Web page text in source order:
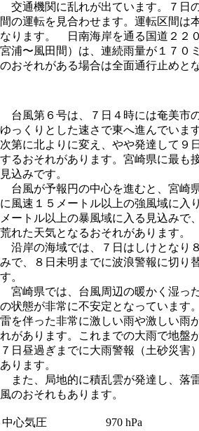
交通機関に乱れが出ています。７日
間の運転を見合わせます。運転区間は
なります。 日南海岸を通る国道２２
宮浦〜風田間）は、連続雨量が１７０
のおそれがある場合は全面通行止めと
台風第６号は、７日４時には奄美市
ゆっくりとした速さで東へ進んでいま
次第に北よりに変え、やや発達して９
するおそれがあります。宮崎県に最も
見込みです。
台風が予報円の中心を進むと、宮崎
に風速１５メートル以上の強風域に入
メートル以上の暴風域に入る見込みで
荒れた天気となるおそれがあります。
沿岸の海域では、７日はしけとなり
みで、８日未明までに波浪警報に切り
す。
宮崎県では、台風周辺の暖かく湿っ
の状態が非常に不安定となっています
雷を伴った非常に激しい雨や激しい雨
れがあります。これまでの大雨で地盤
７日昼過ぎまでに大雨警報（土砂災害
あります。
また、局地的に積乱雲が発達し、落
風のおそれもあります。
中心気圧
970 hPa